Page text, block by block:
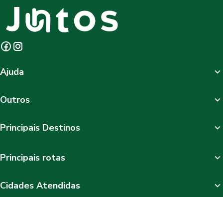
Ajuda
Outros
Principais Destinos
Principais rotas
Cidades Atendidas